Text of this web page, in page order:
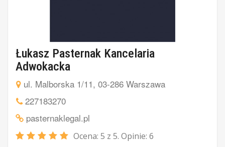
Łukasz Pasternak Kancelaria
Adwokacka
ul. Malborska 1/11, 03-286 Warszawa
227183270
pasternaklegal.pl
Ocena: 5 z 5. Opinie: 6